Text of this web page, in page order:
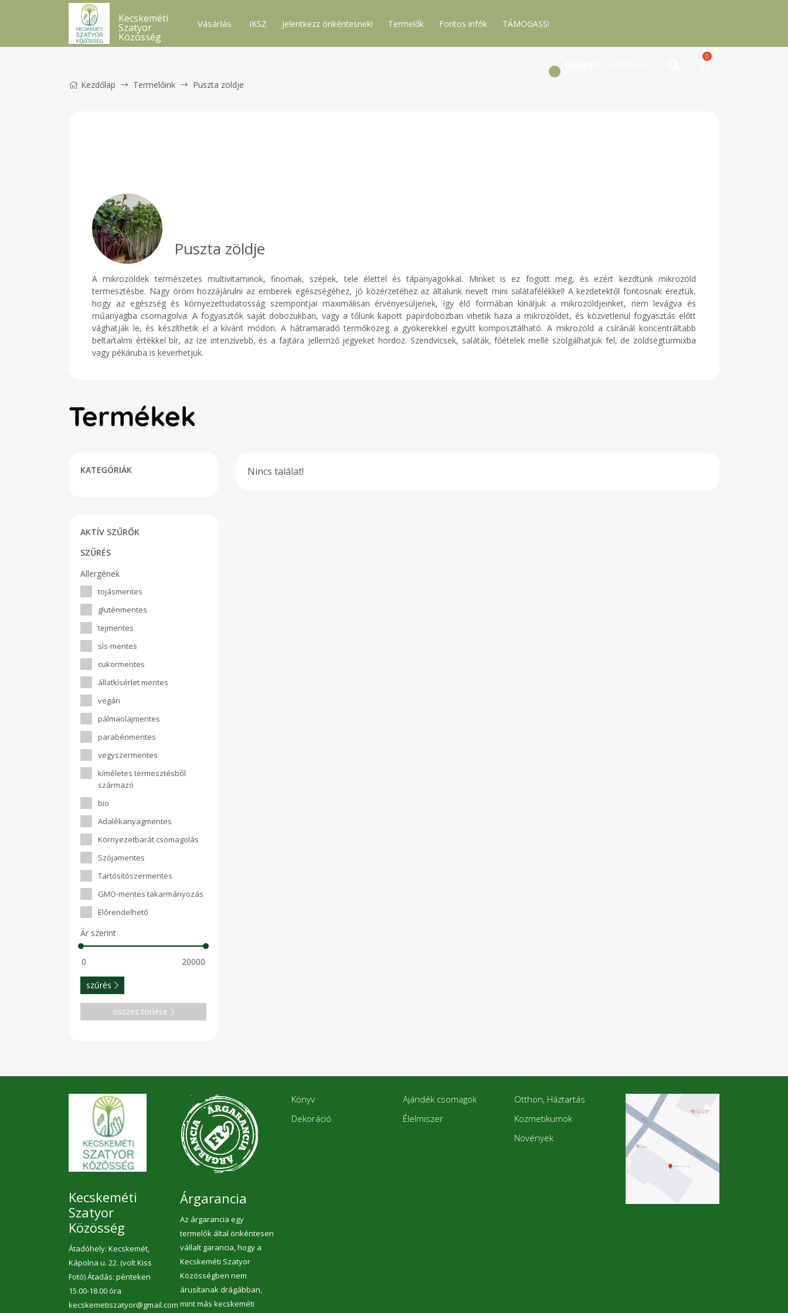
Kecskeméti
Szatyor
Közösség
Vásárlás IKSZ Jelentkezz önkéntesnek! Termelők Fontos infók TÁMOGASS!
0
Kezdőlap Termelőink Puszta zöldje
Puszta zöldje
A mikrozöldek természetes multivitaminok, finomak, szépek, tele élettel és tápanyagokkal. Minket is ez fogott meg, és ezért kezdtünk mikrozöld
termesztésbe. Nagy öröm hozzájárulni az emberek egészségéhez, jó közérzetéhez az általunk nevelt mini salátafélékkel! A kezdetektől fontosnak éreztük,
hogy az egészség és környezettudatosság szempontjai maximálisan érvényesüljenek, így élő formában kínáljuk a mikrozöldjeinket, nem levágva és
műanyagba csomagolva. A fogyasztók saját dobozukban, vagy a tőlünk kapott papírdobozban vihetik haza a mikrozöldet, és közvetlenül fogyasztás előtt
vághatják le, és készíthetik el a kívánt módon. A hátramaradó termőközeg a gyökerekkel együtt komposztálható. A mikrozöld a csíránál koncentráltabb
beltartalmi értékkel bír, az íze intenzívebb, és a fajtára jellemző jegyeket hordoz. Szendvicsek, saláták, főételek mellé szolgálhatjuk fel, de zöldségturmixba
vagy pékáruba is keverhetjük.
Termékek
KATEGÓRIÁK
AKTÍV SZŰRŐK
SZŰRÉS
Allergének
tojásmentes
gluténmentes
tejmentes
sls-mentes
cukormentes
állatkísérlet mentes
vegán
pálmaolajmentes
parabénmentes
vegyszermentes
kíméletes termesztésből
származó
bio
Adalékanyagmentes
Környezetbarát csomagolás
Szójamentes
Tartósítószermentes
GMO-mentes takarmányozás
Előrendelhető
Ár szerint
szűrés
összes törlése
Nincs találat!
Kecskeméti
Szatyor
Közösség
Átadóhely: Kecskemét,
Kápolna u. 22. (volt Kiss
Fotó) Átadás: pénteken
15.00-18.00 óra
kecskemetiszatyor@gmail.com
Árgarancia
Az árgarancia egy
termelők által önkéntesen
vállalt garancia, hogy a
Kecskeméti Szatyor
Közösségben nem
árusítanak drágábban,
mint más kecskeméti
Könyv
Dekoráció
Ajándék csomagok
Élelmiszer
Otthon, Háztartás
Kozmetikumok
Növények